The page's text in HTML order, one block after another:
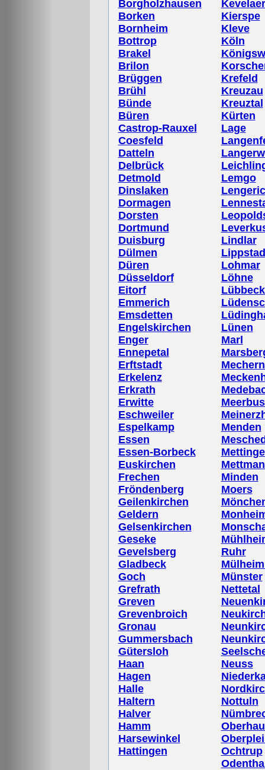
Borgholzhausen
Borken
Bornheim
Bottrop
Brakel
Brilon
Brüggen
Brühl
Bünde
Büren
Castrop-Rauxel
Coesfeld
Datteln
Delbrück
Detmold
Dinslaken
Dormagen
Dorsten
Dortmund
Duisburg
Dülmen
Düren
Düsseldorf
Eitorf
Emmerich
Emsdetten
Engelskirchen
Enger
Ennepetal
Erftstadt
Erkelenz
Erkrath
Erwitte
Eschweiler
Espelkamp
Essen
Essen-Borbeck
Euskirchen
Frechen
Fröndenberg
Geilenkirchen
Geldern
Gelsenkirchen
Geseke
Gevelsberg
Gladbeck
Goch
Grefrath
Greven
Grevenbroich
Gronau
Gummersbach
Gütersloh
Haan
Hagen
Halle
Haltern
Halver
Hamm
Harsewinkel
Hattingen
Kevelaer
Kierspe
Kleve
Köln
Krefeld
Kreuzau
Kreuztal
Kürten
Lage
Lemgo
Lindlar
Lohmar
Löhne
Lünen
Marl
Menden
Minden
Moers
Ruhr
Münster
Nettetal
Neuss
Nottuln
Ochtrup